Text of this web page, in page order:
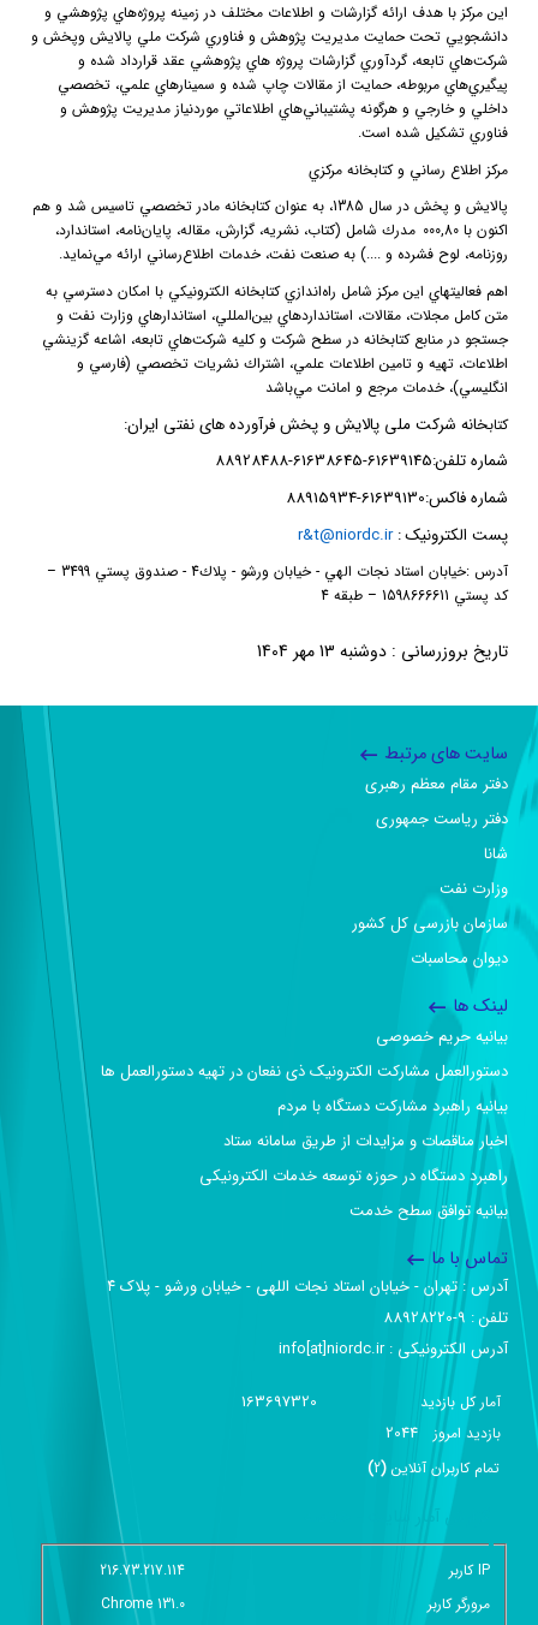
اين مركز با هدف ارائه گزارشات و اطلاعات مختلف در زمينه پروژه‌هاي پژوهشي و
دانشجويي تحت حمايت مديريت پژوهش و فناوري شركت ملي پالايش وپخش و
شركت‌هاي تابعه، گردآوري گزارشات پروژه هاي پژوهشي عقد قرارداد شده و
پيگيري‌هاي مربوطه، حمايت از مقالات چاپ شده و سمينارهاي علمي، تخصصي
داخلي و خارجي و هرگونه پشتيباني‌هاي اطلاعاتي موردنياز مديريت پژوهش و
فناوري تشكيل شده است.
مركز اطلاع رساني و كتابخانه مركزي
پالايش و پخش در سال 1385، به عنوان كتابخانه مادر تخصصي تاسيس شد و هم
اكنون با 000
,80
مدرك شامل (كتاب، نشريه، گزارش، مقاله، پايان‌نامه، استاندارد،
روزنامه، لوح فشرده و ....) به صنعت نفت، خدمات اطلاع‌رساني ارائه مي‌نمايد.
اهم فعاليتهاي اين مركز شامل راه‌اندازي كتابخانه ‌الكترونيكي با امكان دسترسي به
متن كامل مجلات، مقالات، استانداردهاي بين‌المللي، استاندارهاي وزارت نفت و
جستجو در منابع كتابخانه در سطح شركت و كليه شركت‌هاي تابعه، اشاعه گزينشي
اطلاعات، تهيه و تامين اطلاعات علمي، اشتراك نشريات تخصصي (فارسي و
انگليسي)، خدمات مرجع و امانت مي‌باشد
کتابخانه شرکت ملی پالایش و پخش فرآورده های نفتی ایران:
شماره تلفن:61639145-61638645-88928488
شماره فاکس:61639130-88915934
پست الکترونیک r&t@niordc.ir:
آدرس :خيابان استاد نجات الهي - خيابان ورشو - پلاك4 - صندوق پستي 3499
–
كد پستي 1598666611
– طبقه 4
تاریخ بروزرسانی : دوشنبه 13 مهر 1404
سایت های مرتبط
دفتر مقام معظم رهبری
دفتر ریاست جمهوری
شانا
وزارت نفت
سازمان بازرسی کل کشور
دیوان محاسبات
لینک ها
بیانیه حریم خصوصی
دستورالعمل مشارکت الکترونیک ذی نفعان در تهیه دستورالعمل ها
بیانیه راهبرد مشارکت دستگاه با مردم
اخبار مناقصات و مزایدات از طریق سامانه ستاد
راهبرد دستگاه در حوزه توسعه خدمات الکترونیکی
بیانیه توافق سطح خدمت
تماس با ما
آدرس :‌ تهران - خیابان استاد نجات اللهی - خیابان ورشو - پلاک ۴
تلفن :‌ 9-88928220
آدرس الکترونیکی :‌ info[at]niordc.ir
آمار کل بازدید 163697320
بازديد امروز 2044
تمام کاربران آنلاين (
2
)
IP کاربر
216.73.217.114
مرورگر کاربر
Chrome 131.0